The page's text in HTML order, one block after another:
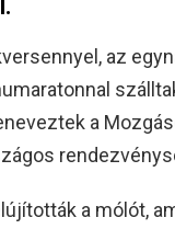
az
a
a mólót,